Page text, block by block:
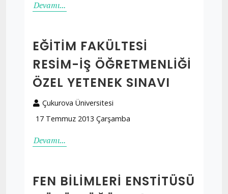
Devamı...
EĞITIM FAKÜLTESI
RESIM-İŞ ÖĞRETMENLIĞI
ÖZEL YETENEK SINAVI
Çukurova Üniversitesi
17 Temmuz 2013 Çarşamba
Devamı...
FEN BILIMLERI ENSTITÜSÜ